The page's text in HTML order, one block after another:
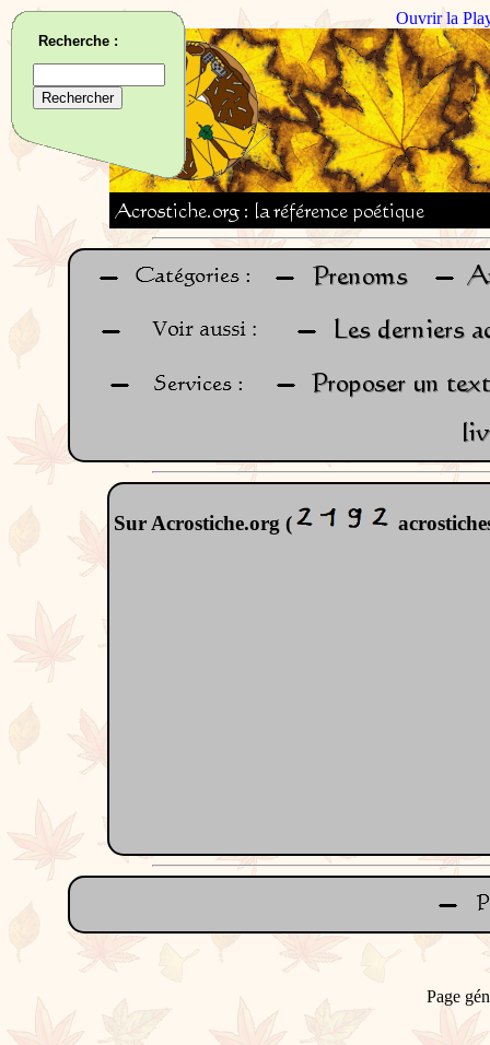
Ouvrir la
Sur Acrostiche.org (
Recherche :
Page